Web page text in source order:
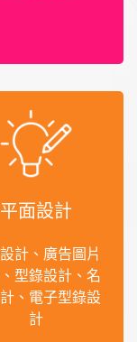
平面設計
計、廣告圖片
型錄設計、名
、電子型錄設
計